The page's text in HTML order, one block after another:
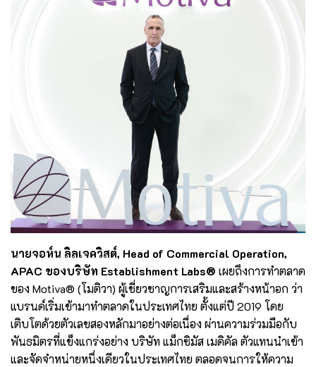
นายจอห์น ลิลเจควิสต์, Head of Commercial Operation,
APAC ของบริษัท Establishment Labs® เผยถึงการทำตลาด
ของ Motiva® (โมติวา) ผู้เชี่ยวชาญการเสริมและสร้างหน้าอก ว่า
แบรนด์เริ่มเข้ามาทำตลาดในประเทศไทย ตั้งแต่ปี 2019 โดย
เติบโตด้วยตัวเลขสองหลักมาอย่างต่อเนื่อง ผ่านความร่วมมือกับ
พันธมิตรที่แข็งแกร่งอย่าง บริษัท แม็กซิมัส เมดิคัล ตัวแทนนำเข้า
และจัดจำหน่ายหนึ่งเดียวในประเทศไทย ตลอดจนการให้ความ